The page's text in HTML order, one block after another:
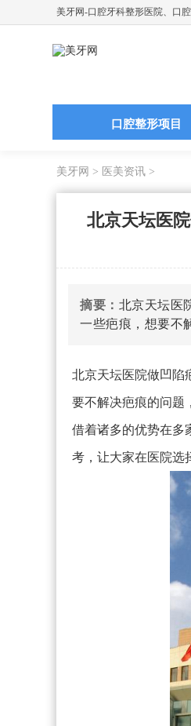
美牙网-口腔牙科整形医院、口
口腔整形项目
美牙网 > 医美资讯 >
北京天坛医
摘要： 北京天坛医
一些疤痕，想要不
北京天坛医院做凹陷
要不解决疤痕的问题
借着诸多的优势在多
考，让大家在医院选